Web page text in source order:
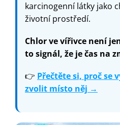
karcinogenní látky jako
životní prostředí.
Chlor ve vířivce není
to signál, že je čas na
👉 Přečtěte si, proč se
zvolit místo něj →